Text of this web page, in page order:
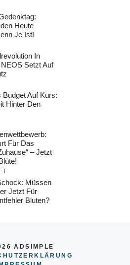
Heute
Je Ist!
In
Setzt Auf
Auf Kurs:
Hinter Den
Für Das
– Jetzt
Müssen
Jetzt Für
Bluten?
ADSIMPLE